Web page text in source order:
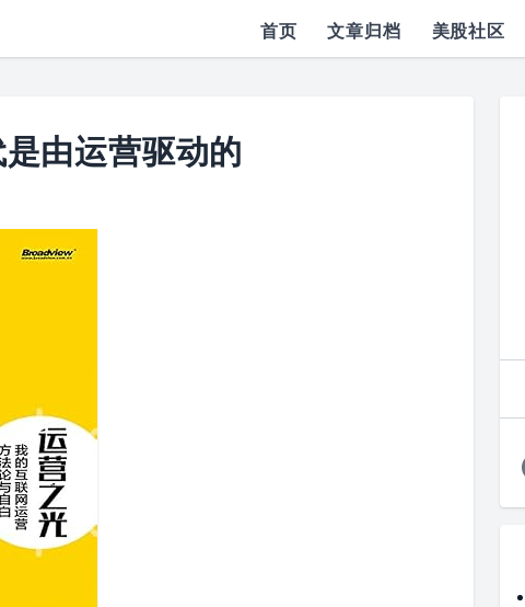
首页 文章归档 美股社区
由运营驱动的